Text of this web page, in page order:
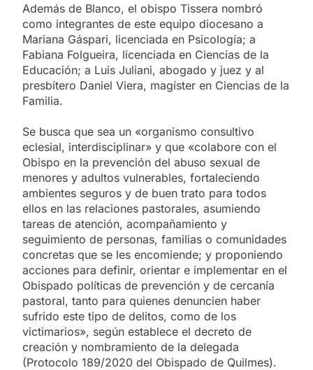
Además de Blanco, el obispo Tissera nombró
como integrantes de este equipo diocesano a
Mariana Gáspari, licenciada en Psicología; a
Fabiana Folgueira, licenciada en Ciencias de la
Educación; a Luis Juliani, abogado y juez y al
presbítero Daniel Viera, magíster en Ciencias de la
Familia.
Se busca que sea un «organismo consultivo
eclesial, interdisciplinar» y que «colabore con el
Obispo en la prevención del abuso sexual de
menores y adultos vulnerables, fortaleciendo
ambientes seguros y de buen trato para todos
ellos en las relaciones pastorales, asumiendo
tareas de atención, acompañamiento y
seguimiento de personas, familias o comunidades
concretas que se les encomiende; y proponiendo
acciones para definir, orientar e implementar en el
Obispado políticas de prevención y de cercanía
pastoral, tanto para quienes denuncien haber
sufrido este tipo de delitos, como de los
victimarios», según establece el decreto de
creación y nombramiento de la delegada
(Protocolo 189/2020 del Obispado de Quilmes).